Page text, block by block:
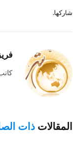
شاركها.
المقالاتذات